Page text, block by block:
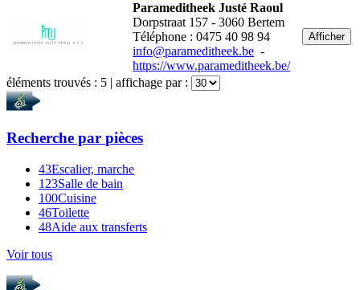
Parameditheek Justé Raoul
Dorpstraat 157 - 3060 Bertem
Téléphone : 0475 40 98 94
info@parameditheek.be -
https://www.parameditheek.be/
Afficher
éléments trouvés : 5 | affichage par :
Recherche par pièces
43Escalier, marche
123Salle de bain
100Cuisine
46Toilette
48Aide aux transferts
Voir tous